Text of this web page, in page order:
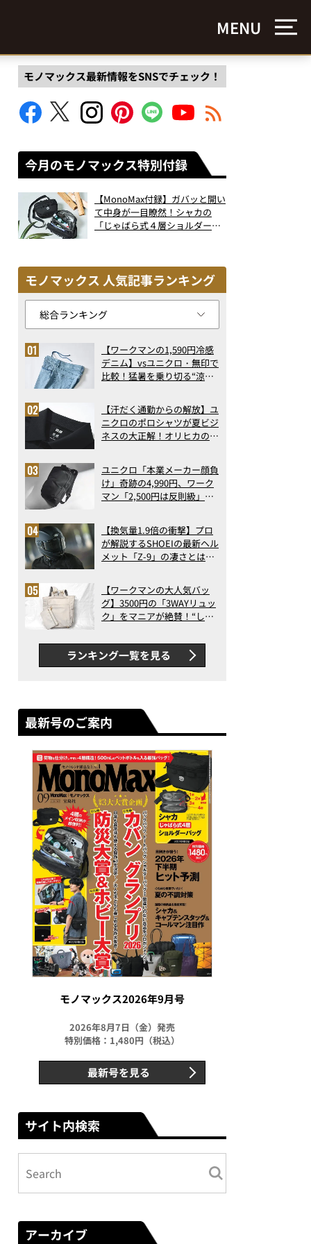
MENU
モノマックス最新情報をSNSでチェック！
今月のモノマックス特別付録
【MonoMax付録】ガバッと開い
て中身が一目瞭然！シャカの
「じゃばら式４層ショルダーバ
モノマックス 人気記事ランキング
【ワークマンの1,590円冷感
デニム】vsユニクロ・無印で
比較！猛暑を乗り切る“涼感
で決定版
【汗だく通勤からの解放】ユ
ニクロのポロシャツが夏ビジ
ネスの大正解！オリヒカの透
アの実力
ユニクロ「本業メーカー顔負
け」奇跡の4,990円、ワーク
マン「2,500円は反則級」凄
ト3】（2026年6月版）
【換気量1.9倍の衝撃】プロ
が解説するSHOEIの最新ヘル
メット「Z-9」の凄さとは？
ス【ワークマンの大人気バッ
グ】3500円の「3WAYリュッ
ク」をマニアが絶賛！“しご
判以上に優秀だった
ランキング一覧を見る
最新号のご案内
モノマックス2026年9月号
2026年8月7日（金）発売
特別価格：1,480円（税込）
最新号を見る
サイト内検索
アーカイブ